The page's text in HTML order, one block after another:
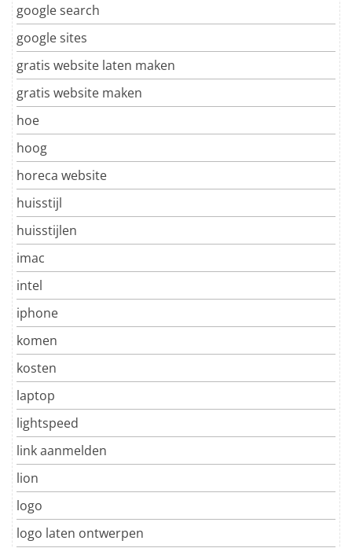
google search
google sites
gratis website laten maken
gratis website maken
hoe
hoog
horeca website
huisstijl
huisstijlen
imac
intel
iphone
komen
kosten
laptop
lightspeed
link aanmelden
lion
logo
logo laten ontwerpen